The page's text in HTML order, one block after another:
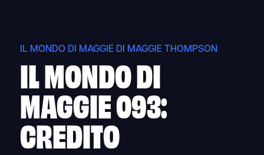
IL MONDO DI MAGGIE DI MAGGIE THOMPSON
IL MONDO DI
MAGGIE 093:
CREDITO